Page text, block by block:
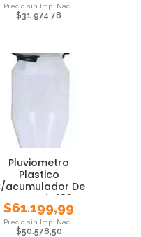
$31.974,78
Pluviometro
Plastico
acumulador De
Mm Mod. 490
$61.199,99
$50.578,50